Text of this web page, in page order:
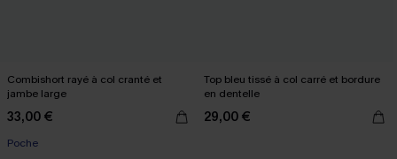
Combishort rayé à col cranté et
jambe large
33,00 €
Poche
Top bleu tissé à col carré et bordure
en dentelle
29,00 €